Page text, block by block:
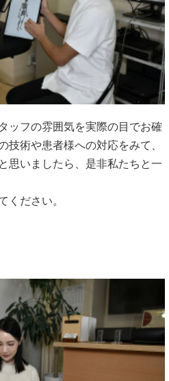
ッフの雰囲気を実際の目でお確
技術や患者様への対応をみて、
思いましたら、是非私たちと一
ください。